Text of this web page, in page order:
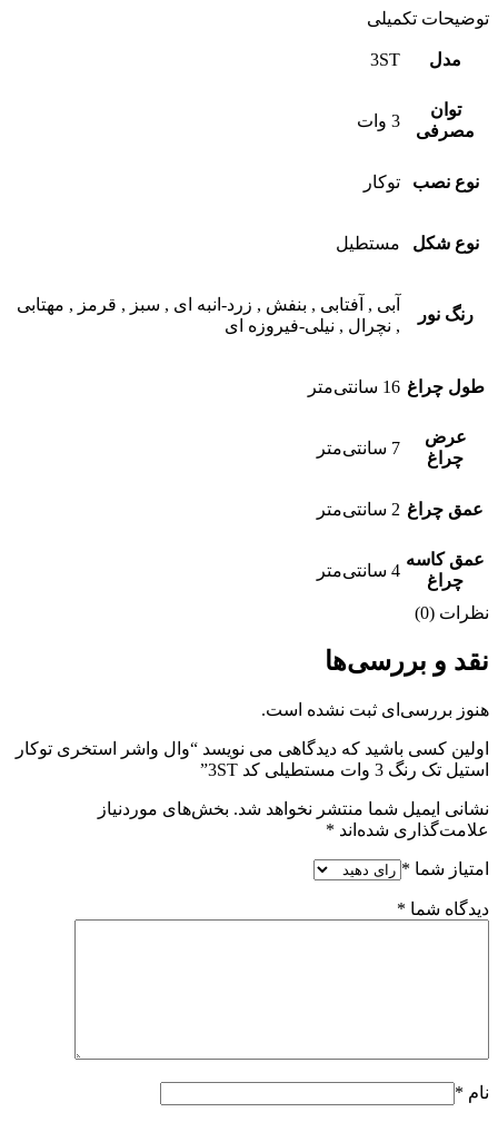
توضیحات تکمیلی
مدل 3ST
توان
مصرفی
3 وات
نوع نصب توکار
نوع شکل مستطیل
رنگ نور
آبی , آفتابی , بنفش , زرد-انبه ای , سبز , قرمز , مهتابی
, نچرال , نیلی-فیروزه ای
طول چراغ 16 سانتی‌متر
عرض
چراغ
7 سانتی‌متر
عمق چراغ 2 سانتی‌متر
عمق کاسه
چراغ
4 سانتی‌متر
نظرات (0)
نقد و بررسی‌ها
هنوز بررسی‌ای ثبت نشده است.
اولین کسی باشید که دیدگاهی می نویسد “وال واشر استخری توکار
استیل تک رنگ 3 وات مستطیلی کد 3ST”
نشانی ایمیل شما منتشر نخواهد شد. بخش‌های موردنیاز
علامت‌گذاری شده‌اند *
امتیاز شما *
دیدگاه شما *
نام *